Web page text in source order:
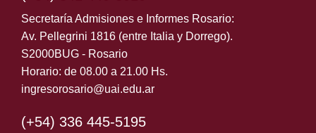
Secretaría Admisiones e Informes Rosario:
Av. Pellegrini 1816 (entre Italia y Dorrego).
S2000BUG - Rosario
Horario: de 08.00 a 21.00 Hs.
ingresorosario@uai.edu.ar
(+54) 336 445-5195